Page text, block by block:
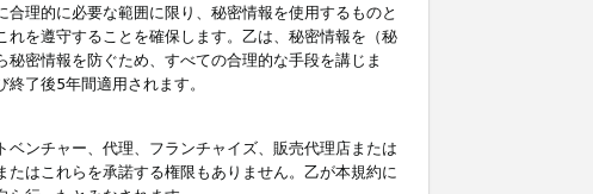
理的に必要な範囲に限り、秘密情報を使用するものと
を遵守することを確保します。乙は、秘密情報を（秘
密情報を防ぐため、すべての合理的な手段を講じま
了後5年間適用されます。
ンチャー、代理、フランチャイズ、販売代理店または
はこれらを承諾する権限もありません。乙が本規約に